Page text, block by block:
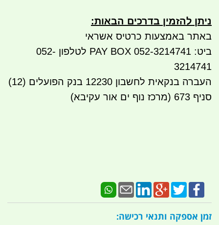
ניתן להזמין בדרכים הבאות:
באתר באמצעות כרטיס אשראי
ביט: 052-3214741 PAY BOX לטלפון 052-
3214741
העברה בנקאית לחשבון 12230 בנק הפועלים (12)
סניף 673 (מרכז נוף ים אור עקיבא)
זמן אספקה ותנאי רכישה: